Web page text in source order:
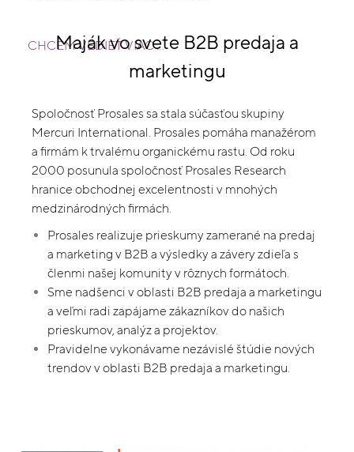
CHCEM VEDIEŤ VIAC …
Maják vo svete B2B predaja a
marketingu
Spoločnosť Prosales sa stala súčasťou skupiny
Mercuri International. Prosales pomáha manažérom
a firmám ktrvalému organickému rastu. Od roku
2000 posunula spoločnosť Prosales Research
hranice obchodnej excelentnosti v mnohých
medzinárodných firmách.
Prosales realizuje prieskumyzamerané na predaj
a marketing v B2B a výsledky a záveryzdieľa s
členmi našej komunity v rôznych formátoch.
Sme nadšenci voblasti B2B predaja a marketingu
a veľmi radi zapájame zákazníkov do našich
prieskumov, analýza projektov.
Pravidelne vykonávame nezávislé štúdie nových
trendovvoblasti B2B predaja a marketingu.